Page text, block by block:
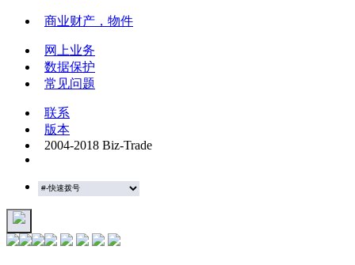
商业财产，物件
网上业务
数据保护
常见问题
联系
版本
2004-2018 Biz-Trade